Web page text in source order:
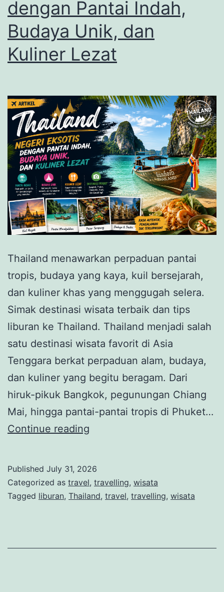
Kaya
dengan Pantai Indah,
Budaya Unik, dan
Kuliner Lezat
Thailand menawarkan perpaduan pantai
tropis, budaya yang kaya, kuil bersejarah,
dan kuliner khas yang menggugah selera.
Simak destinasi wisata terbaik dan tips
liburan ke Thailand. Thailand menjadi salah
satu destinasi wisata favorit di Asia
Tenggara berkat perpaduan alam, budaya,
dan kuliner yang begitu beragam. Dari
hiruk-pikuk Bangkok, pegunungan Chiang
Mai, hingga pantai-pantai tropis di Phuket…
Continue reading
dengan
Pantai
Unik,
Published July 31, 2026
Categorized as travel, travelling, wisata
Tagged liburan, Thailand, travel, travelling, wisata